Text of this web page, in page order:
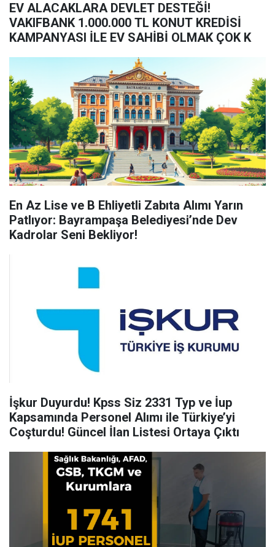
EV ALACAKLARA DEVLET DESTEĞİ!
VAKIFBANK 1.000.000 TL KONUT KREDİSİ
KAMPANYASI İLE EV SAHİBİ OLMAK ÇOK K
En Az Lise ve B Ehliyetli Zabıta Alımı Yarın
Patlıyor: Bayrampaşa Belediyesi’nde Dev
Kadrolar Seni Bekliyor!
İşkur Duyurdu! Kpss Siz 2331 Typ ve İup
Kapsamında Personel Alımı ile Türkiye’yi
Coşturdu! Güncel İlan Listesi Ortaya Çıktı